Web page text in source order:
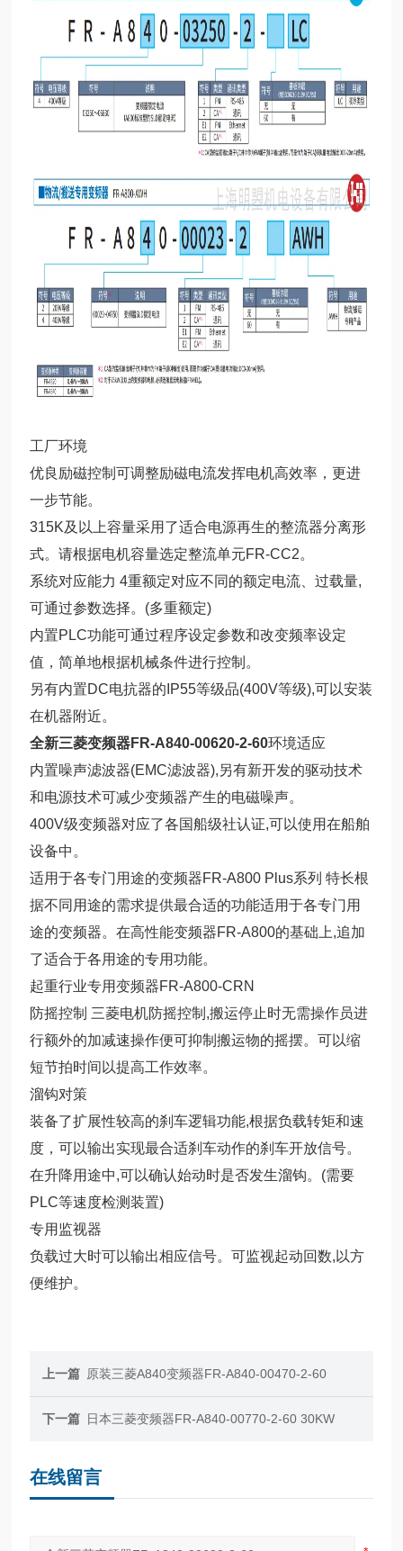
工厂环境
优良励磁控制可调整励磁电流发挥电机高效率，更进
一步节能。
315K及以上容量采用了适合电源再生的整流器分离形
式。请根据电机容量选定整流单元FR-CC2。
系统对应能力 4重额定对应不同的额定电流、过载量,
可通过参数选择。(多重额定)
内置PLC功能可通过程序设定参数和改变频率设定
值，简单地根据机械条件进行控制。
另有内置DC电抗器的IP55等级品(400V等级),可以安装
在机器附近。
全新三菱变频器FR-A840-00620-2-60环境适应
内置噪声滤波器(EMC滤波器),另有新开发的驱动技术
和电源技术可减少变频器产生的电磁噪声。
400V级变频器对应了各国船级社认证,可以使用在船舶
设备中。
适用于各专门用途的变频器FR-A800 Plus系列 特长根
据不同用途的需求提供最合适的功能适用于各专门用
途的变频器。在高性能变频器FR-A800的基础上,追加
了适合于各用途的专用功能。
起重行业专用变频器FR-A800-CRN
防摇控制 三菱电机防摇控制,搬运停止时无需操作员进
行额外的加减速操作便可抑制搬运物的摇摆。可以缩
短节拍时间以提高工作效率。
溜钩对策
装备了扩展性较高的刹车逻辑功能,根据负载转矩和速
度，可以输出实现最合适刹车动作的刹车开放信号。
在升降用途中,可以确认始动时是否发生溜钩。(需要
PLC等速度检测装置)
专用监视器
负载过大时可以输出相应信号。可监视起动回数,以方
便维护。
上一篇 原装三菱A840变频器FR-A840-00470-2-60
下一篇 日本三菱变频器FR-A840-00770-2-60 30KW
在线留言